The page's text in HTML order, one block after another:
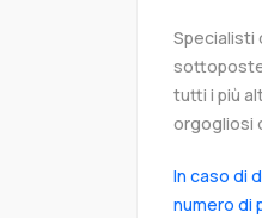
Specialisti
tutti i più
orgogliosi
In caso di
numero di